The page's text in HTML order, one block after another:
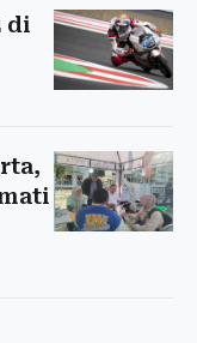
di